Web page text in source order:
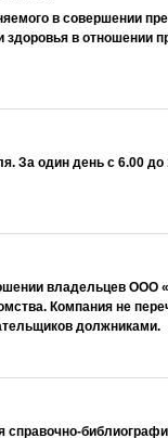
в совершении
в отношении
За один день с 6.00
владельцев ООО
Компания не
должниками.